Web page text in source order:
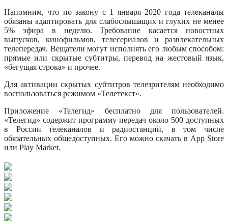
Напомним, что по закону с 1 января 2020 года телеканалы
обязаны адаптировать для слабослышащих и глухих не менее
5% эфира в неделю. Требование касается новостных
выпусков, кинофильмов, телесериалов и развлекательных
телепередач. Вещатели могут исполнять его любым способом:
прямые или скрытые субтитры, перевод на жестовый язык,
«бегущая строка» и прочее.
Для активации скрытых субтитров телезрителям необходимо
воспользоваться режимом «Телетекст».
Приложение «Телегид» бесплатно для пользователей.
«Телегид» содержит программу передач около 500 доступных
в России телеканалов и радиостанций, в том числе
обязательных общедоступных. Его можно скачать в Арр Store
или Play Market.